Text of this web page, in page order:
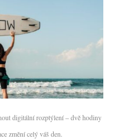
digitální rozptýlení – dvě hodiny
změní celý váš den.